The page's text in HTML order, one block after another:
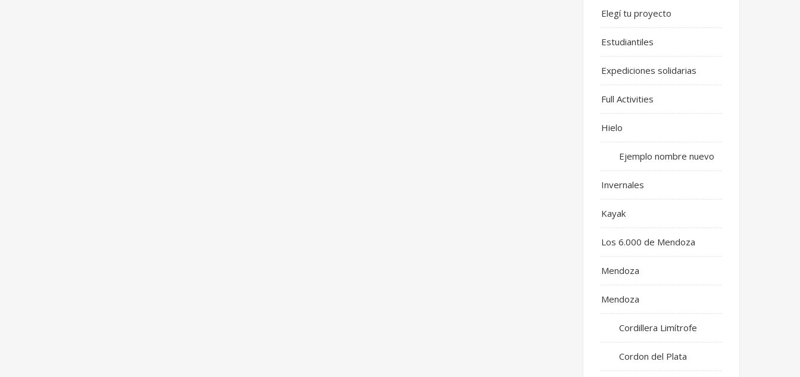
Elegí tu proyecto
Estudiantiles
Expediciones solidarias
Full Activities
Hielo
Ejemplo nombre nuevo
Invernales
Kayak
Los 6.000 de Mendoza
Mendoza
Mendoza
Cordillera Limítrofe
Cordon del Plata